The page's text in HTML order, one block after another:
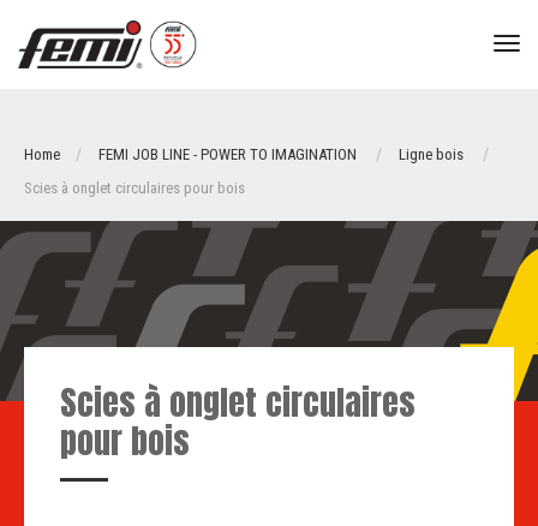
Home FEMI JOB LINE - POWER TO IMAGINATION
Ligne bois
Scies à onglet circulaires pour bois
Scies à onglet circulaires
pour bois